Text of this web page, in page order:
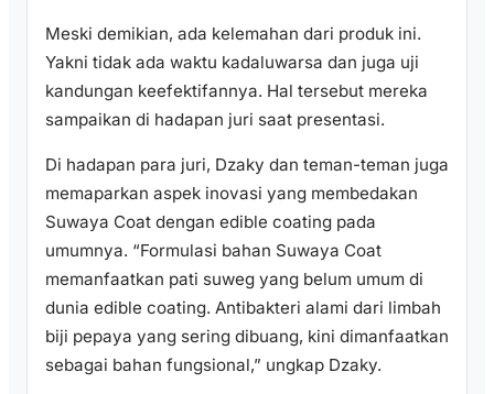
Meski demikian, ada kelemahan dari produk ini.
Yakni tidak ada waktu kadaluwarsa dan juga uji
kandungan keefektifannya. Hal tersebut mereka
sampaikan di hadapan juri saat presentasi.
Di hadapan para juri, Dzaky dan teman-teman juga
memaparkan aspek inovasi yang membedakan
Suwaya Coat dengan edible coating pada
umumnya. “Formulasi bahan Suwaya Coat
memanfaatkan pati suweg yang belum umum di
dunia edible coating. Antibakteri alami dari limbah
biji pepaya yang sering dibuang, kini dimanfaatkan
sebagai bahan fungsional,” ungkap Dzaky.